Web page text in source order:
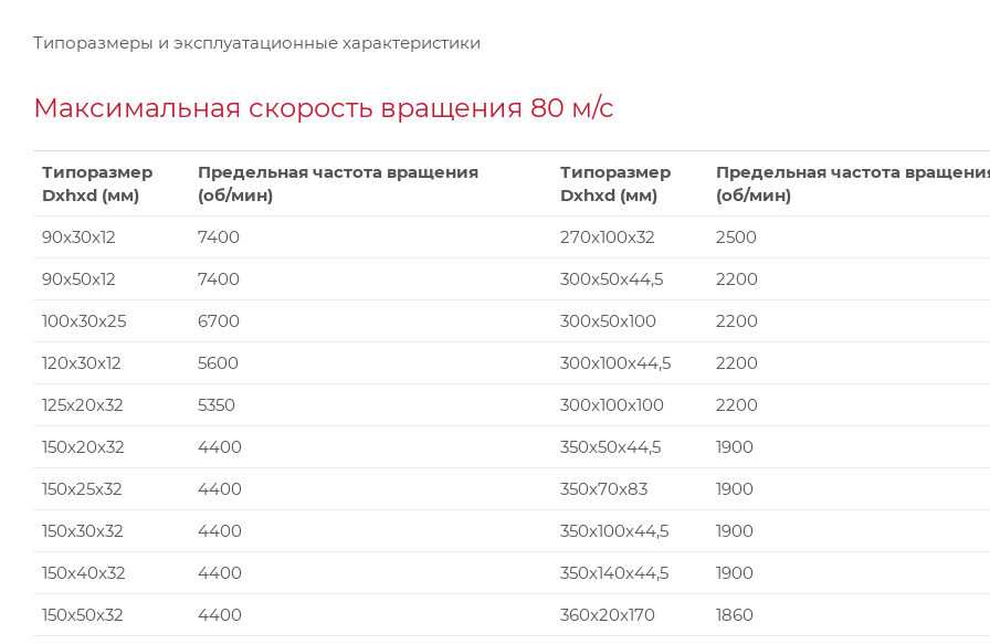
Типоразмеры и эксплуатационные характеристики
Максимальная скорость вращения 80 м/с
Типоразмер
Dxhxd (мм)
Предельная частота вращения
(об/мин)
Типоразмер
Dxhxd (мм)
Предельная частота
(об/мин)
90x30x12
7400 270x100x32
2500
90x50x12
7400 300x50x44,5
2200
100x30x25
6700 300x50x100
2200
120x30x12
5600 300x100x44,5
2200
125x20x32
5350 300x100x100
2200
150x20x32
4400 350x50x44,5
1900
150x25x32
4400 350x70x83
1900
150x30x32
4400 350x100x44,5
1900
150x40x32
4400 350x140x44,5
1900
150x50x32
4400 360x20x170
1860